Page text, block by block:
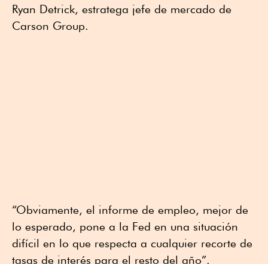
Ryan Detrick, estratega jefe de mercado de
Carson Group.
“Obviamente, el informe de empleo, mejor de
lo esperado, pone a la Fed en una situación
difícil en lo que respecta a cualquier recorte de
⁠tasas de interés para el resto del año”.